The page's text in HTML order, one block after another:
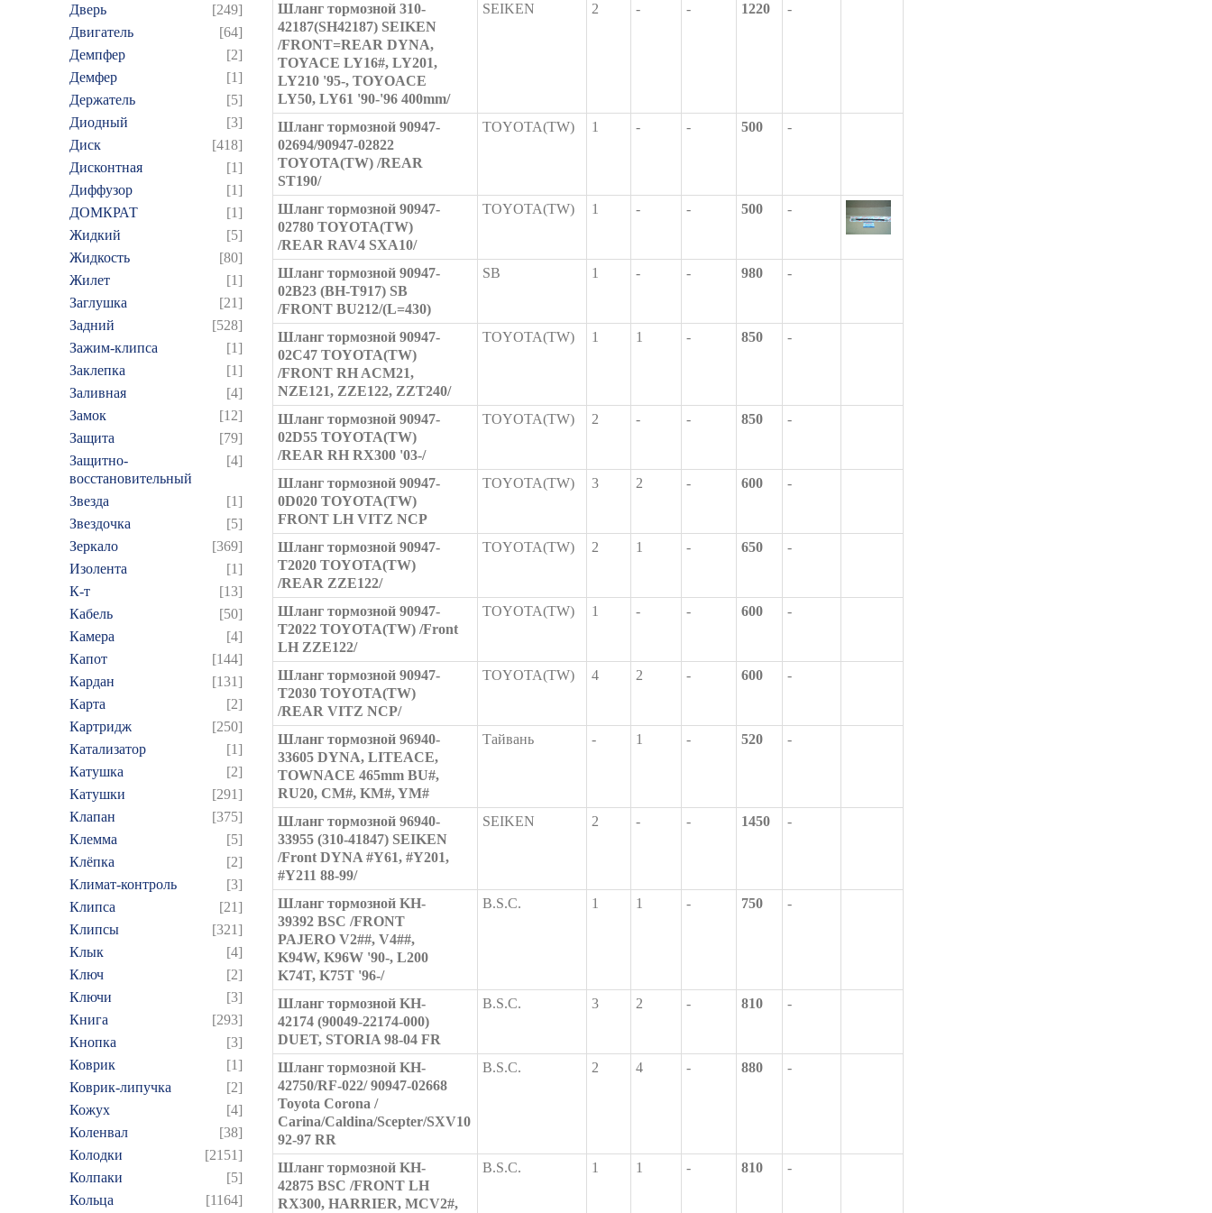
Дверь
[249]
Двигатель
[64]
Демпфер
[2]
Демфер
[1]
Держатель
[5]
Диодный
[3]
Диск
[418]
Дисконтная
[1]
Диффузор
[1]
ДОМКРАТ
[1]
Жидкий
[5]
Жидкость
[80]
Жилет
[1]
Заглушка
[21]
Задний
[528]
Зажим-клипса
[1]
Заклепка
[1]
Заливная
[4]
Замок
[12]
Защита
[79]
Защитно-
восстановительный
[4]
Звезда
[1]
Звездочка
[5]
Зеркало
[369]
Изолента
[1]
К-т
[13]
Кабель
[50]
Камера
[4]
Капот
[144]
Кардан
[131]
Карта
[2]
Картридж
[250]
Катализатор
[1]
Катушка
[2]
Катушки
[291]
Клапан
[375]
Клемма
[5]
Клёпка
[2]
Климат-контроль
[3]
Клипса
[21]
Клипсы
[321]
Клык
[4]
Ключ
[2]
Ключи
[3]
Книга
[293]
Кнопка
[3]
Коврик
[1]
Коврик-липучка
[2]
Кожух
[4]
Коленвал
[38]
Колодки
[2151]
Колпаки
[5]
Кольца
[1164]
Шланг тормозной 310-
42187(SH42187) SEIKEN
/FRONT=REAR DYNA,
TOYACE LY16#, LY201,
LY210 '95-, TOYOACE
LY50, LY61 '90-'96 400mm/
SEIKEN 2 - - 1220 -
Шланг тормозной 90947-
02694/90947-02822
TOYOTA(TW) /REAR
ST190/
TOYOTA(TW) 1 - - 500 -
Шланг тормозной 90947-
02780 TOYOTA(TW)
/REAR RAV4 SXA10/
TOYOTA(TW) 1 - - 500 -
Шланг тормозной 90947-
02B23 (BH-T917) SB
/FRONT BU212/(L=430)
SB 1 - - 980 -
Шланг тормозной 90947-
02C47 TOYOTA(TW)
/FRONT RH ACM21,
NZE121, ZZE122, ZZT240/
TOYOTA(TW) 1 1 - 850 -
Шланг тормозной 90947-
02D55 TOYOTA(TW)
/REAR RH RX300 '03-/
TOYOTA(TW) 2 - - 850 -
Шланг тормозной 90947-
0D020 TOYOTA(TW)
FRONT LH VITZ NCP
TOYOTA(TW) 3 2 - 600 -
Шланг тормозной 90947-
T2020 TOYOTA(TW)
/REAR ZZE122/
TOYOTA(TW) 2 1 - 650 -
Шланг тормозной 90947-
T2022 TOYOTA(TW) /Front
LH ZZE122/
TOYOTA(TW) 1 - - 600 -
Шланг тормозной 90947-
T2030 TOYOTA(TW)
/REAR VITZ NCP/
TOYOTA(TW) 4 2 - 600 -
Шланг тормозной 96940-
33605 DYNA, LITEACE,
TOWNACE 465mm BU#,
RU20, CM#, KM#, YM#
Тайвань - 1 - 520 -
Шланг тормозной 96940-
33955 (310-41847) SEIKEN
/Front DYNA #Y61, #Y201,
#Y211 88-99/
SEIKEN 2 - - 1450 -
Шланг тормозной KH-
39392 BSC /FRONT
PAJERO V2##, V4##,
K94W, K96W '90-, L200
K74T, K75T '96-/
B.S.C. 1 1 - 750 -
Шланг тормозной KH-
42174 (90049-22174-000)
DUET, STORIA 98-04 FR
B.S.C. 3 2 - 810 -
Шланг тормозной KH-
42750/RF-022/ 90947-02668
Toyota Corona /
Carina/Caldina/Scepter/SXV10
92-97 RR
B.S.C. 2 4 - 880 -
Шланг тормозной KH-
42875 BSC /FRONT LH
RX300, HARRIER, MCV2#,
B.S.C. 1 1 - 810 -